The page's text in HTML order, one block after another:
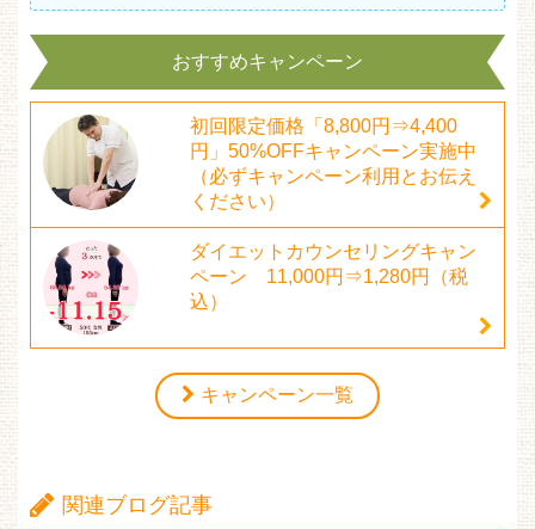
おすすめキャンペーン
初回限定価格「8,800円⇒4,400
円」50%OFFキャンペーン実施中
（必ずキャンペーン利用とお伝え
ください）
ダイエットカウンセリングキャン
ペーン 11,000円⇒1,280円（税
込）
キャンペーン一覧
関連ブログ記事